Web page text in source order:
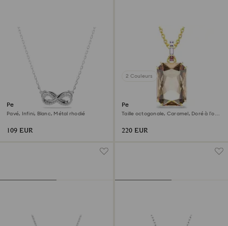
Pendentif Hyperbola
Pavé, Infini, Blanc, Métal rhodié
109 EUR
2 Couleurs
Pendentif Millenia
Taille octogonale, Caramel, Doré à l’or
220 EUR